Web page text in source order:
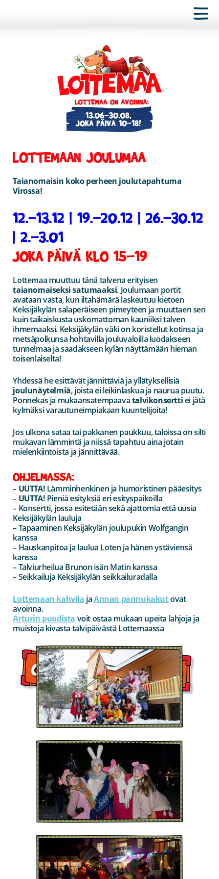
LOTTEMAAN JOULUMAA
Taianomaisin koko perheen joulutapahtuma
Virossa!
12.-13.12 | 19.-20.12 | 26.-30.12
| 2.-3.01
JOKA PÄIVÄ KLO 15-19
Lottemaa muuttuu tänä talvena erityisen
taianomaiseksi satumaaksi. Joulumaan portit
avataan vasta, kun iltahämärä laskeutuu kietoen
Keksijäkylän salaperäiseen pimeyteen ja muuttaen sen
kuin taikaiskusta uskomattoman kauniiksi talven
ihmemaaksi. Keksijäkylän väki on koristellut kotinsa ja
metsäpolkunsa hohtavilla jouluvaloilla luodakseen
tunnelmaa ja saadakseen kylän näyttämään hieman
toisenlaiselta!
Yhdessä he esittävät jännittäviä ja yllätyksellisiä
joulunäytelmiä, joista ei leikinlaskua ja naurua puutu.
Ponnekas ja mukaansatempaavatalvikonserttiei jätä
kylmäksi varautuneimpiakaan kuuntelijoita!
Jos ulkona sataa tai pakkanen paukkuu, taloissa on silti
mukavan lämmintä ja niissä tapahtuu aina jotain
mielenkiintoista ja jännittävää.
OHJELMASSA:
– UUTTA! Lämminhenkinen ja humoristinen pääesitys
– UUTTA! Pieniä esityksiä eri esityspaikoilla
– Konsertti, jossa esitetään sekä ajattomia että uusia
Keksijäkylän lauluja
– Tapaaminen Keksijäkylän joulupukin Wolfgangin
kanssa
– Hauskanpitoa ja laulua Loten ja hänen ystäviensä
kanssa
– Talviurheilua Brunon isän Matin kanssa
– Seikkailuja Keksijäkylän seikkailuradalla
Lottemaan kahvila jaAnnan pannukakutovat
avoinna.
Arturin puodista voit ostaa mukaan upeita lahjoja ja
muistoja kivasta talvipäivästä Lottemaassa